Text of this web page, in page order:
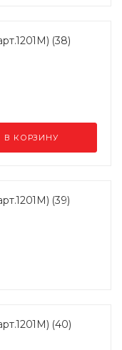
(38)
В КОРЗИНУ
(39)
(40)